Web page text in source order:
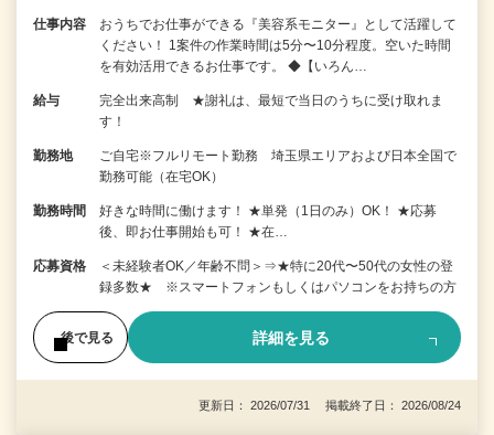
仕事内容
おうちでお仕事ができる『美容系モニター』として活躍して
ください！ 1案件の作業時間は5分〜10分程度。空いた時間
を有効活用できるお仕事です。 ◆【いろん…
給与
完全出来高制 ★謝礼は、最短で当日のうちに受け取れま
す！
勤務地
ご自宅※フルリモート勤務 埼玉県エリアおよび日本全国で
勤務可能（在宅OK）
勤務時間
好きな時間に働けます！ ★単発（1日のみ）OK！ ★応募
後、即お仕事開始も可！ ★在…
応募資格
＜未経験者OK／年齢不問＞⇒★特に20代〜50代の女性の登
録多数★ ※スマートフォンもしくはパソコンをお持ちの方
後で見る 詳細を見る
更新日： 2026/07/31 掲載終了日： 2026/08/24